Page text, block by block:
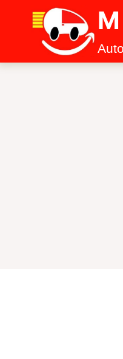
contenu